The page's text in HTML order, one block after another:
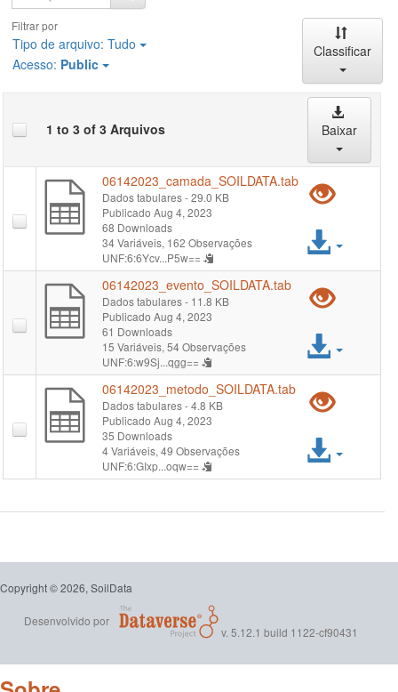
Filtrar por
Tipo de arquivo: Tudo
Acesso: Public
Classificar
1 to 3 of 3 Arquivos Baixar
06142023_camada_SOILDATA.tab
Dados tabulares- 29.0 KB
Publicado Aug 4, 2023
68 Downloads
34 Variáveis, 162 Observações
UNF:6:6Ycv...P5w==
Pré-
06142023_evento_SOILDATA.tab
Dados tabulares- 11.8 KB
Publicado Aug 4, 2023
61 Downloads
15 Variáveis, 54 Observações
UNF:6:w9Sj...qgg==
Pré-
06142023_metodo_SOILDATA.tab
Dados tabulares- 4.8 KB
Publicado Aug 4, 2023
35 Downloads
4 Variáveis, 49 Observações
UNF:6:GIxp...oqw==
Pré-
Copyright © 2026, SoilData
Desenvolvido por
v. 5.12.1 build 1122-cf90431